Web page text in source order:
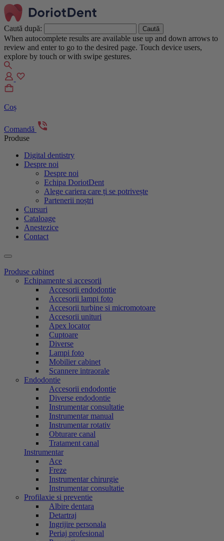
Caută după:
When autocomplete results are available use up and down arrows to
review and enter to go to the desired page. Touch device users,
explore by touch or with swipe gestures.
Coș
Comandă
Produse
Digital dentistry
Despre noi
Despre noi
Echipa DoriotDent
Alege cariera care ți se potrivește
Partenerii noștri
Cursuri
Cataloage
Anestezice
Contact
Produse cabinet
Echipamente si accesorii
Accesorii endodontie
Accesorii lampi foto
Accesorii turbine si micromotoare
Accesorii unituri
Apex locator
Cuptoare
Diverse
Lampi foto
Mobilier cabinet
Scannere intraorale
Endodontie
Accesorii endodontie
Diverse endodontie
Instrumentar consultatie
Instrumentar manual
Instrumentar rotativ
Obturare canal
Tratament canal
Instrumentar
Ace
Freze
Instrumentar chirurgie
Instrumentar consultatie
Profilaxie si preventie
Albire dentara
Detartraj
Ingrijire personala
Periaj profesional